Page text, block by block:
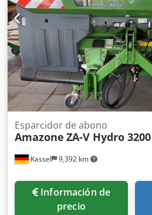
Kassel 9,392 km
Esparcidor de abono
Amazone ZA-V Hydro
Información de
precio